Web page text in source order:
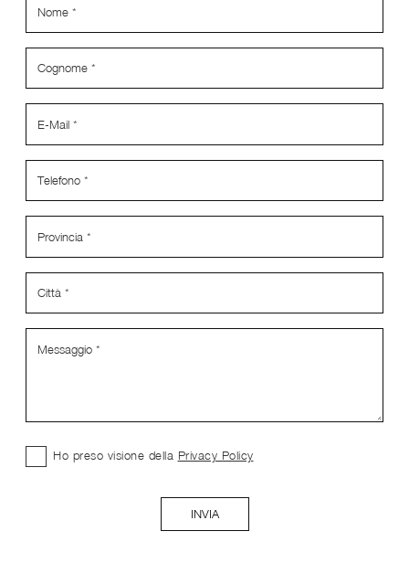
Ho preso visione della Privacy Policy
INVIA